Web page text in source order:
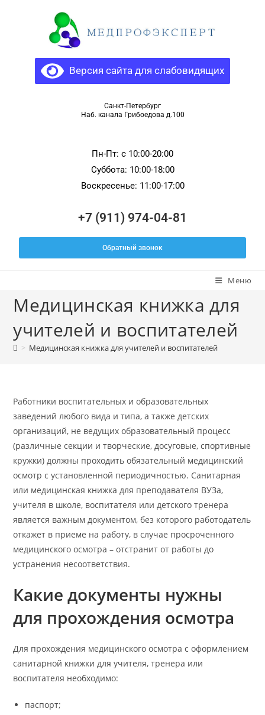
Версия сайта для слабовидящих
Санкт-Петербург
Наб. канала Грибоедова д.100
Пн-Пт: c 10:00-20:00
Суббота: 10:00-18:00
Воскресенье: 11:00-17:00
+7 (911) 974-04-81
Обратный звонок
Меню
Медицинская книжка для
учителей и воспитателей
> Медицинская книжка для учителей и воспитателей
Работники воспитательных и образовательных
заведений любого вида и типа, а также детских
организаций, не ведущих образовательный процесс
(различные секции и творческие, досуговые, спортивные
кружки) должны проходить обязательный медицинский
осмотр с установленной периодичностью. Санитарная
или медицинская книжка для преподавателя ВУЗа,
учителя в школе, воспитателя или детского тренера
является важным документом, без которого работодатель
откажет в приеме на работу, в случае просроченного
медицинского осмотра – отстранит от работы до
устранения несоответствия.
Какие документы нужны
для прохождения осмотра
Для прохождения медицинского осмотра с оформлением
санитарной книжки для учителя, тренера или
воспитателя необходимо:
паспорт;